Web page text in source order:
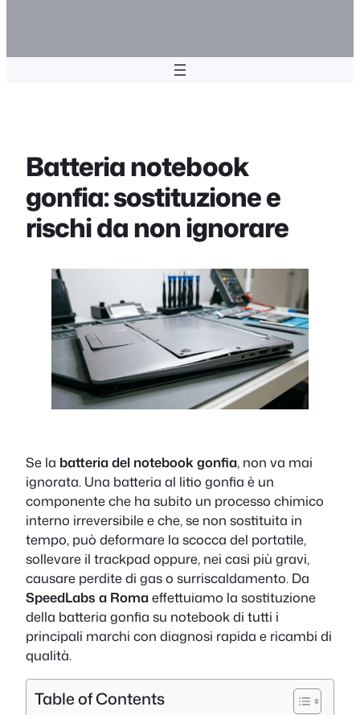
Batteria notebook
gonfia: sostituzione e
rischi da non ignorare
Se la batteria del notebook gonfia, non va mai
ignorata. Una batteria al litio gonfia è un
componente che ha subito un processo chimico
interno irreversibile e che, se non sostituita in
tempo, può deformare la scocca del portatile,
sollevare il trackpad oppure, nei casi più gravi,
causare perdite di gas o surriscaldamento. Da
SpeedLabs a Romaeffettuiamo la sostituzione
della batteria gonfia su notebook di tutti i
principali marchi con diagnosi rapida e ricambi di
qualità.
Table of Contents